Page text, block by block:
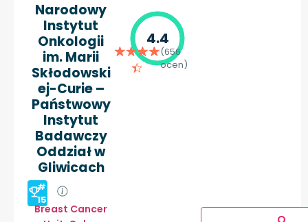
Narodowy
Instytut
Onkologii
im. Marii
Skłodowski
ej-Curie –
Państwowy
Instytut
Badawczy
Oddział w
Gliwicach
#
15
Breast Cancer
4.4
(656
ocen)